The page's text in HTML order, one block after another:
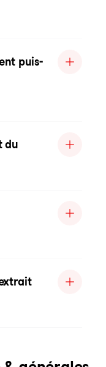
puis-
du